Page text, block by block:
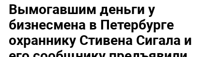
Вымогавшим деньги у
бизнесмена в Петербурге
охраннику Стивена Сигала и